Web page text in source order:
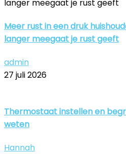
Meer rust in een druk
langer meegaat je rust geeft
admin
27 juli 2026
Thermostaat instellen en
weten
Hannah